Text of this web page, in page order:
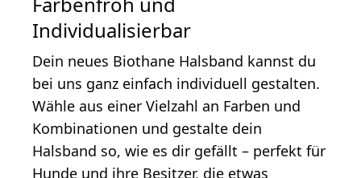
Individualisierbar
Dein neues Biothane Halsband kannst du
bei uns ganz einfach individuell gestalten.
Wähle aus einer Vielzahl an Farben und
Kombinationen und gestalte dein
Halsband so, wie es dir gefällt – perfekt für
Hunde und ihre Besitzer, die etwas